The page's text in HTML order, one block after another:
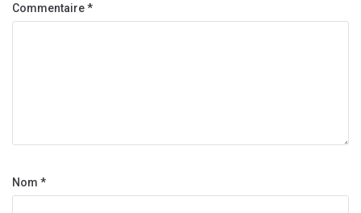
Commentaire*
Nom *